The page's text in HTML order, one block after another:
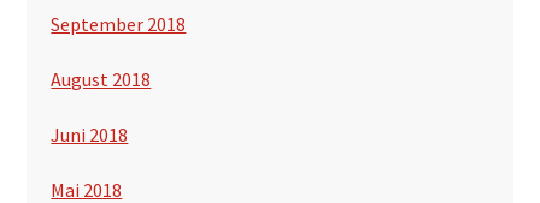
September 2018
August 2018
Juni 2018
Mai 2018